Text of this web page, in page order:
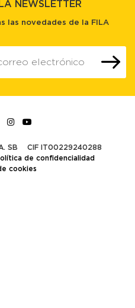
NEWSLETTER
las novedades de la FILA
SB
CIF IT00229240288
de confidencialidad
cookies